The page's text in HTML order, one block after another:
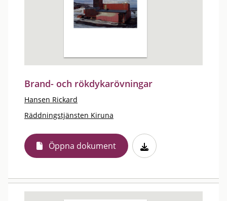
Brand- och rökdykarövningar
Hansen Rickard
Räddningstjänsten Kiruna
Öppna dokument